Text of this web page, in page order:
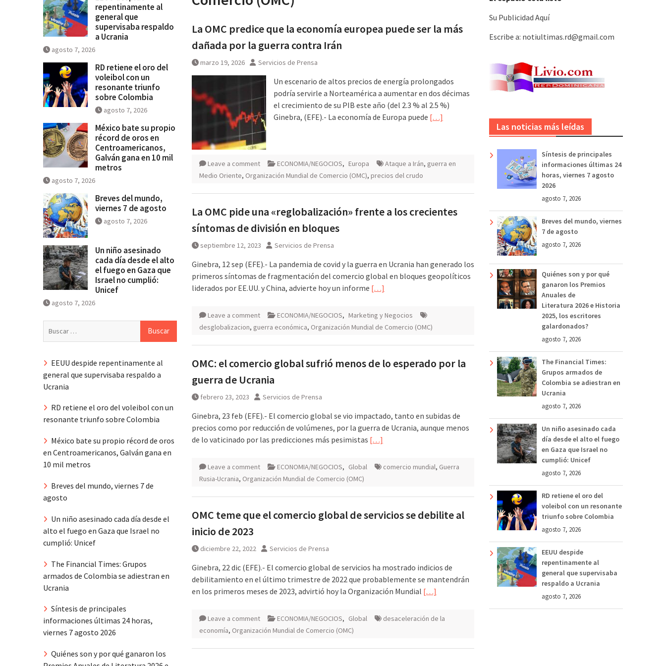
La OMC predice que la economía europea puede ser la más
dañada por la guerra contra Irán
marzo 19, 2026 Servicios de Prensa
Un escenario de altos precios de energía prolongados
podría servirle a Norteamérica a aumentar en dos décimas
el crecimiento de su PIB este año (del 2.3 % al 2.5 %)
Ginebra, (EFE).- La economía de Europa puede […]
Leave a comment ECONOMIA/NEGOCIOS, Europa Ataque a Irán, guerra en
Medio Oriente, Organización Mundial de Comercio (OMC), precios del crudo
La OMC pide una «reglobalización» frente a los crecientes
síntomas de división en bloques
septiembre 12, 2023 Servicios de Prensa
Ginebra, 12 sep (EFE).- La pandemia de covid y la guerra en Ucrania han generado los
primeros síntomas de fragmentación del comercio global en bloques geopolíticos
liderados por EE.UU. y China, advierte hoy un informe […]
Leave a comment ECONOMIA/NEGOCIOS, Marketing y Negocios
desglobalizacion, guerra económica, Organización Mundial de Comercio (OMC)
OMC: el comercio global sufrió menos de lo esperado por la
guerra de Ucrania
febrero 23, 2023 Servicios de Prensa
Ginebra, 23 feb (EFE).- El comercio global se vio impactado, tanto en subidas de
precios como por reducción de volúmenes, por la guerra de Ucrania, aunque menos
de lo vaticinado por las predicciones más pesimistas […]
Leave a comment ECONOMIA/NEGOCIOS, Global comercio mundial, Guerra
Rusia-Ucrania, Organización Mundial de Comercio (OMC)
OMC teme que el comercio global de servicios se debilite al
inicio de 2023
diciembre 22, 2022 Servicios de Prensa
Ginebra, 22 dic (EFE).- El comercio global de servicios ha mostrado indicios de
debilitamiento en el último trimestre de 2022 que probablemente se mantendrán
en los primeros meses de 2023, advirtió hoy la Organización Mundial […]
Leave a comment ECONOMIA/NEGOCIOS, Global
desaceleración de la
economía, Organización Mundial de Comercio (OMC)
Su Publicidad Aquí
Escribe a: notiultimas.rd@gmail.com
Las noticias más leídas
Síntesis de principales
informaciones últimas 24
horas, viernes 7 agosto
2026
agosto 7, 2026
Breves del mundo, viernes
7 de agosto
agosto 7, 2026
Quiénes son y por qué
ganaron los Premios
Anuales de
Literatura 2026 e Historia
2025, los escritores
galardonados?
agosto 7, 2026
The Financial Times:
Grupos armados de
Colombia se adiestran en
Ucrania
agosto 7, 2026
Un niño asesinado cada
día desde el alto el fuego
en Gaza que Israel no
cumplió: Unicef
agosto 7, 2026
RD retiene el oro del
voleibol con un resonante
triunfo sobre Colombia
agosto 7, 2026
EEUU despide
repentinamente al
general que supervisaba
respaldo a Ucrania
agosto 7, 2026
repentinamente al
general que
supervisaba respaldo
a Ucrania
agosto 7, 2026
RD retiene el oro del
voleibol con un
resonante triunfo
sobre Colombia
agosto 7, 2026
México bate su propio
récord de oros en
Centroamericanos,
Galván gana en 10 mil
metros
agosto 7, 2026
Breves del mundo,
viernes 7 de agosto
agosto 7, 2026
Un niño asesinado
cada día desde el alto
el fuego en Gaza que
Israel no cumplió:
Unicef
agosto 7, 2026
EEUU despide repentinamente al
general que supervisaba respaldo a
Ucrania
RD retiene el oro del voleibol con un
resonante triunfo sobre Colombia
México bate su propio récord de oros
en Centroamericanos, Galván gana en
10 mil metros
Breves del mundo, viernes 7 de
agosto
Un niño asesinado cada día desde el
alto el fuego en Gaza que Israel no
cumplió: Unicef
The Financial Times: Grupos
armados de Colombia se adiestran en
Ucrania
Síntesis de principales
informaciones últimas 24 horas,
viernes 7 agosto 2026
Quiénes son y por qué ganaron los